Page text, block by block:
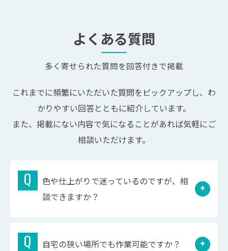
多く寄せられた質問を回答付きで掲載
よくある質問
これまでに頻繁にいただいた質問をピックアップし、わ
かりやすい回答とともに紹介しています。
また、掲載にない内容で気になることがあれば気軽にご
相談いただけます。
色や仕上がりで迷っているのですが、相
談できますか？
自宅の狭い場所でも作業可能ですか？